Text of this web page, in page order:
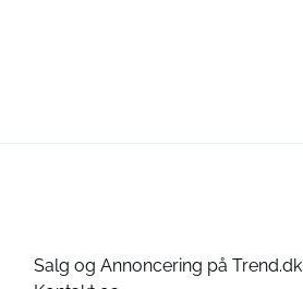
Salg og Annoncering på Trend.dk